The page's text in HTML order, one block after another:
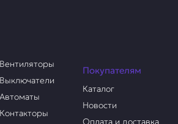
Вентиляторы
Выключатели
Автоматы
Контакторы
Покупателям
Каталог
Новости
Оплата и доставка